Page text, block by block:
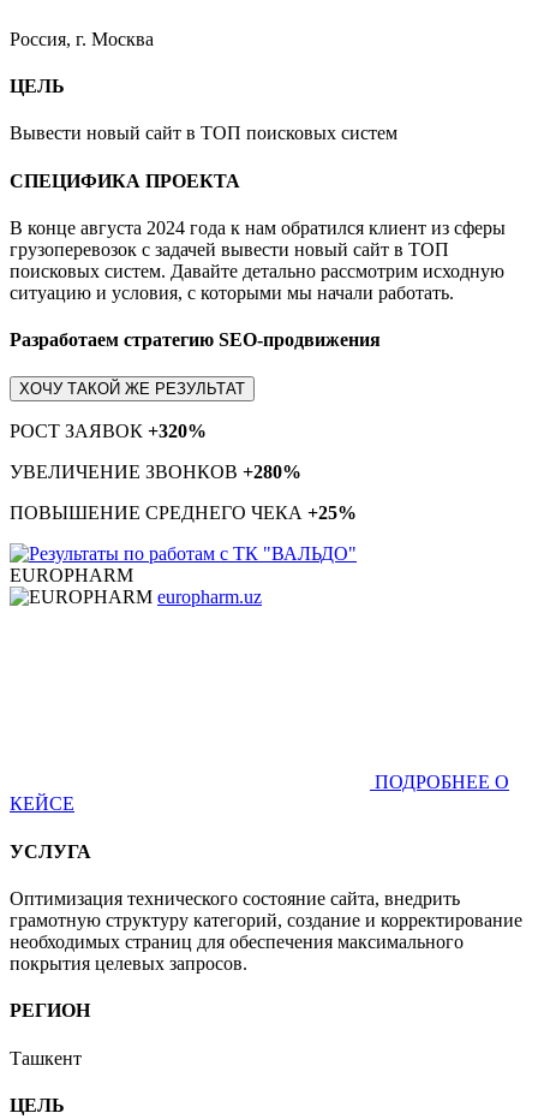
Россия, г. Москва
ЦЕЛЬ
Вывести новый сайт в ТОП поисковых систем
СПЕЦИФИКА ПРОЕКТА
В конце августа 2024 года к нам обратился клиент из сферы
грузоперевозок с задачей вывести новый сайт в ТОП
поисковых систем. Давайте детально рассмотрим исходную
ситуацию и условия, с которыми мы начали работать.
Разработаем стратегию SEO-продвижения
ХОЧУ ТАКОЙ ЖЕ РЕЗУЛЬТАТ
РОСТ ЗАЯВОК +320%
УВЕЛИЧЕНИЕ ЗВОНКОВ +280%
ПОВЫШЕНИЕ СРЕДНЕГО ЧЕКА +25%
EUROPHARM
europharm.uz
ПОДРОБНЕЕ О
КЕЙСЕ
УСЛУГА
Оптимизация технического состояние сайта, внедрить
грамотную структуру категорий, создание и корректирование
необходимых страниц для обеспечения максимального
покрытия целевых запросов.
РЕГИОН
Ташкент
ЦЕЛЬ